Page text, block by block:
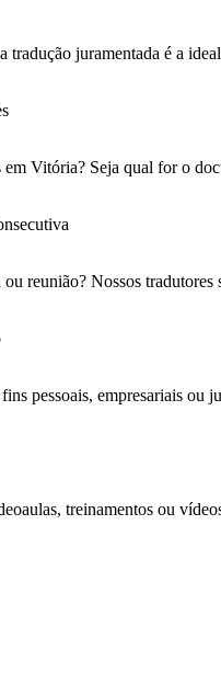
tradução juramentada é a
Vitória? Seja qual for o
reunião? Nossos
pessoais, empresariais
treinamentos ou